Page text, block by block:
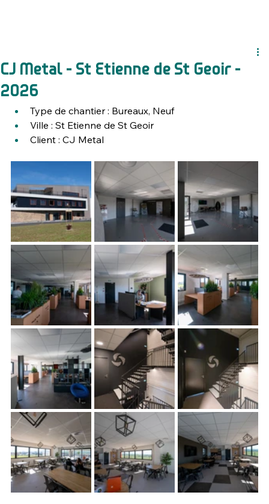
CJ Metal - St Etienne de St Geoir -
2026
Type de chantier : Bureaux, Neuf
Ville : St Etienne de St Geoir
Client : CJ Metal